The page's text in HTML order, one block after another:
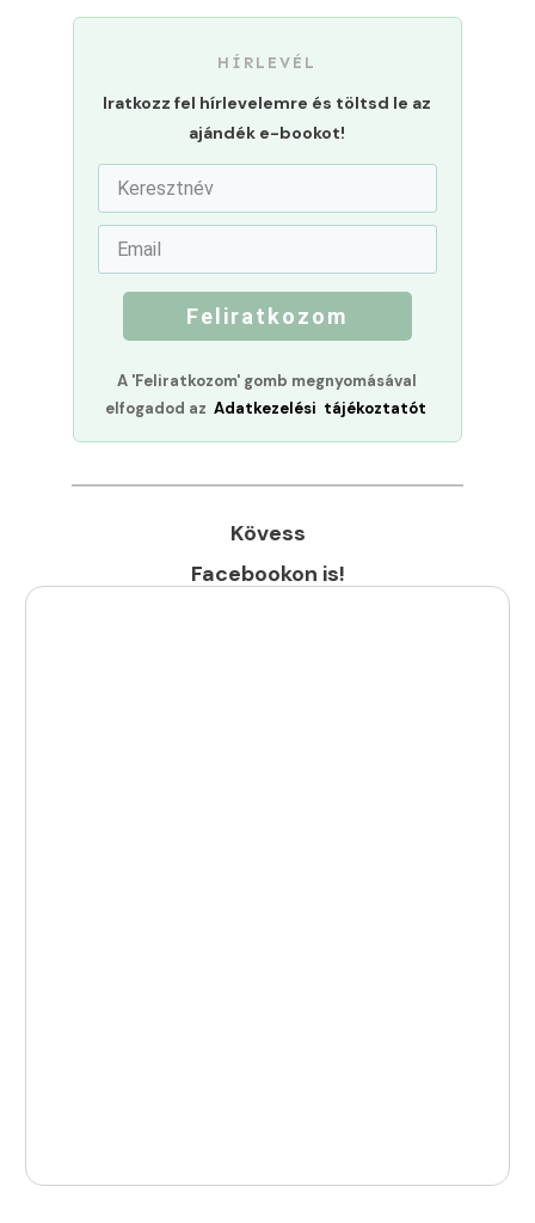
HÍRLEVÉL
Iratkozz fel hírlevelemre és töltsd le az
ajándék e-bookot!
Feliratkozom
A 'Feliratkozom' gomb megnyomásával
elfogadod az Adatkezelési tájékoztatót
Kövess
Facebookon is!